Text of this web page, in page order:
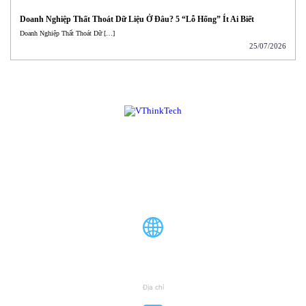
Doanh Nghiệp Thất Thoát Dữ Liệu Ở Đâu? 5 “Lỗ Hổng” Ít Ai Biết
Doanh Nghiệp Thất Thoát Dữ […]
25/07/2026
Địa chỉ